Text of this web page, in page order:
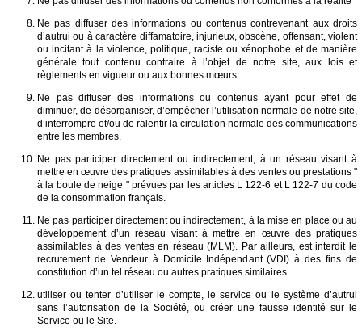
Ne pas diffuser des informations ou contenus contrevenant aux droits
d’autrui ou à caractère diffamatoire, injurieux, obscène, offensant, violent
ou incitant à la violence, politique, raciste ou xénophobe et de manière
générale tout contenu contraire à l’objet de notre site, aux lois et
règlements en vigueur ou aux bonnes mœurs.
Ne pas diffuser des informations ou contenus ayant pour effet de
diminuer, de désorganiser, d’empêcher l’utilisation normale de notre site,
d’interrompre et/ou de ralentir la circulation normale des communications
entre les membres.
Ne pas participer directement ou indirectement, à un réseau visant à
mettre en œuvre des pratiques assimilables à des ventes ou prestations "
à la boule de neige " prévues par les articles L 122-6 et L 122-7 du code
de la consommation français.
Ne pas participer directement ou indirectement, à la mise en place ou au
développement d’un réseau visant à mettre en œuvre des pratiques
assimilables à des ventes en réseau (MLM). Par ailleurs, est interdit le
recrutement de Vendeur à Domicile Indépendant (VDI) à des fins de
constitution d’un tel réseau ou autres pratiques similaires.
utiliser ou tenter d’utiliser le compte, le service ou le système d’autrui
sans l’autorisation de la Société, ou créer une fausse identité sur le
Service ou le Site.